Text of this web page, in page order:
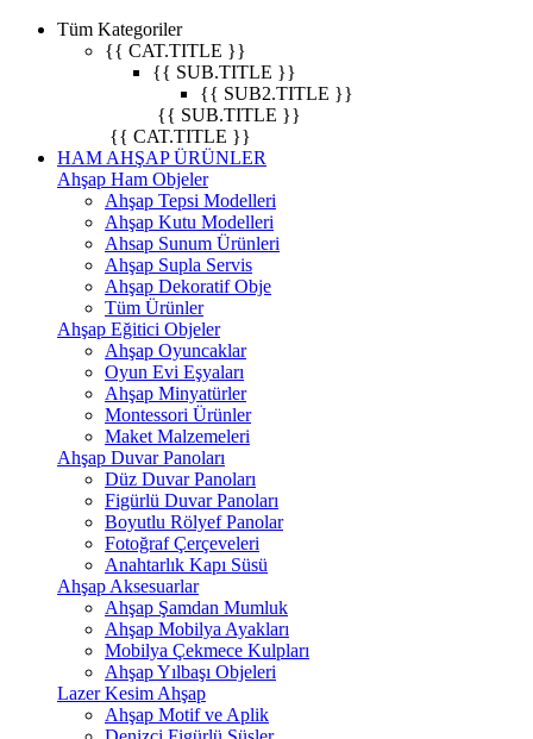
Tüm Kategoriler
{{ CAT.TITLE }}
{{ SUB.TITLE }}
{{ SUB2.TITLE }}
{{ SUB.TITLE }}
{{ CAT.TITLE }}
HAM AHŞAP ÜRÜNLER
Ahşap Ham Objeler
Ahşap Tepsi Modelleri
Ahşap Kutu Modelleri
Ahsap Sunum Ürünleri
Ahşap Supla Servis
Ahşap Dekoratif Obje
Tüm Ürünler
Ahşap Eğitici Objeler
Ahşap Oyuncaklar
Oyun Evi Eşyaları
Ahşap Minyatürler
Montessori Ürünler
Maket Malzemeleri
Ahşap Duvar Panoları
Düz Duvar Panoları
Figürlü Duvar Panoları
Boyutlu Rölyef Panolar
Fotoğraf Çerçeveleri
Anahtarlık Kapı Süsü
Ahşap Aksesuarlar
Ahşap Şamdan Mumluk
Ahşap Mobilya Ayakları
Mobilya Çekmece Kulpları
Ahşap Yılbaşı Objeleri
Lazer Kesim Ahşap
Ahşap Motif ve Aplik